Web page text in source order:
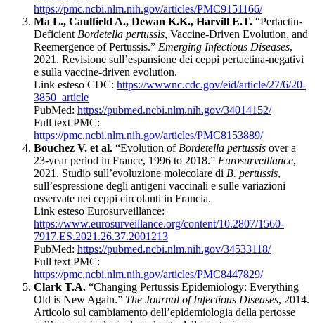
https://pmc.ncbi.nlm.nih.gov/articles/PMC9151166/
Ma L., Caulfield A., Dewan K.K., Harvill E.T. “Pertactin-
Deficient Bordetella pertussis, Vaccine-Driven Evolution, and
Reemergence of Pertussis.” Emerging Infectious Diseases,
2021. Revisione sull’espansione dei ceppi pertactina-negativi
e sulla vaccine-driven evolution.
Link esteso CDC: https://wwwnc.cdc.gov/eid/article/27/6/20-
3850_article
PubMed: https://pubmed.ncbi.nlm.nih.gov/34014152/
Full text PMC:
https://pmc.ncbi.nlm.nih.gov/articles/PMC8153889/
Bouchez V. et al. “Evolution of Bordetella pertussis over a
23-year period in France, 1996 to 2018.” Eurosurveillance,
2021. Studio sull’evoluzione molecolare di B. pertussis,
sull’espressione degli antigeni vaccinali e sulle variazioni
osservate nei ceppi circolanti in Francia.
Link esteso Eurosurveillance:
https://www.eurosurveillance.org/content/10.2807/1560-
7917.ES.2021.26.37.2001213
PubMed: https://pubmed.ncbi.nlm.nih.gov/34533118/
Full text PMC:
https://pmc.ncbi.nlm.nih.gov/articles/PMC8447829/
Clark T.A. “Changing Pertussis Epidemiology: Everything
Old is New Again.” The Journal of Infectious Diseases, 2014.
Articolo sul cambiamento dell’epidemiologia della pertosse